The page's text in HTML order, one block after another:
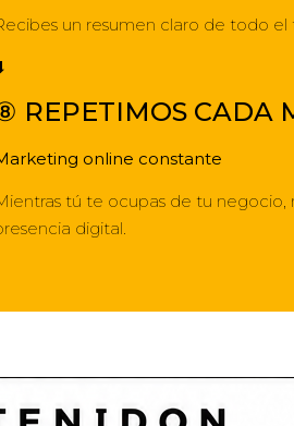
un resumen claro de todo el
REPETIMOS CADA
online constante
tú te ocupas de tu negocio,
digital.